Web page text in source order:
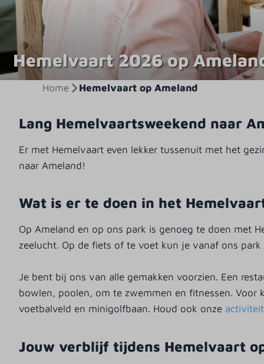
Hemelvaart 2026 op
Home Hemelvaart op Ameland
Lang Hemelvaartsweekend naar
Er met Hemelvaart even lekker tussenuit met het
naar Ameland!
Wat is er te doen in het
Op Ameland en op ons park is genoeg te doen met
zeelucht. Op de fiets of te voet kun je vanaf ons
Je bent bij ons van alle gemakken voorzien. Een
bowlen, poolen, om te zwemmen en fitnessen. Voor
voetbalveld en minigolfbaan. Houd ook onze
Jouw verblijf tijdens Hemelvaart